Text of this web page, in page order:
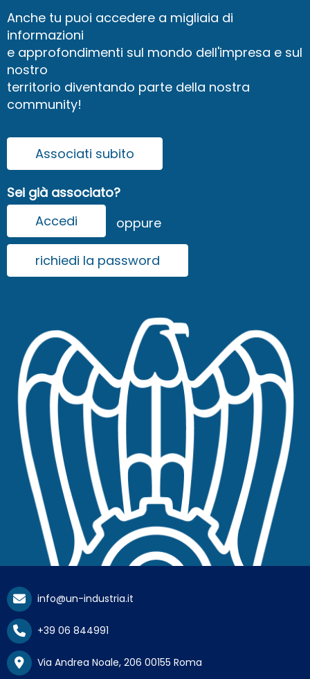
Anche tu puoi accedere a migliaia di
informazioni
e approfondimenti sul mondo dell'impresa e sul
nostro
territorio diventando parte della nostra
community!
Associati subito
Sei già associato?
Accedi
oppure
richiedi la password
info@un-industria.it
+39 06 844991
Via Andrea Noale, 206 00155 Roma